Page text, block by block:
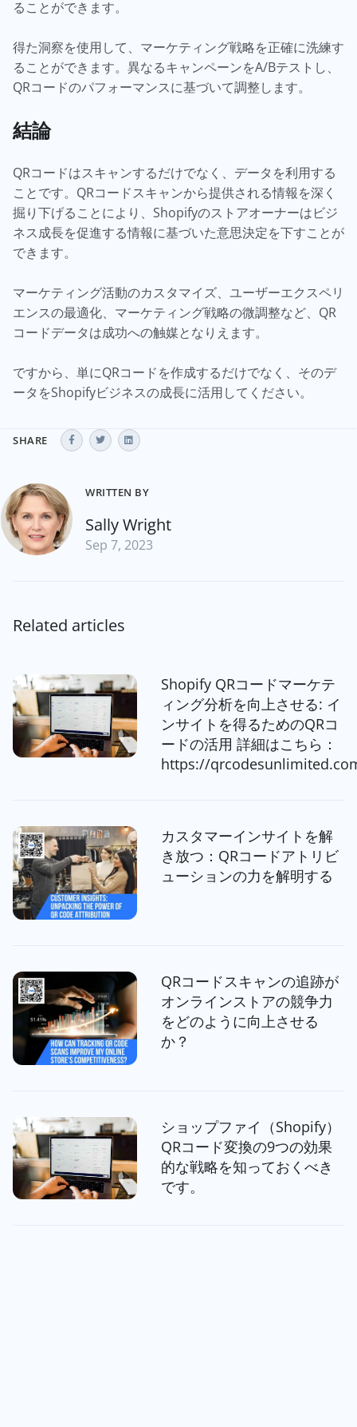
ることができます。
得た洞察を使用して、マーケティング戦略を正確に洗練す
ることができます。異なるキャンペーンをA/Bテストし、
QRコードのパフォーマンスに基づいて調整します。
結論
QRコードはスキャンするだけでなく、データを利用する
ことです。QRコードスキャンから提供される情報を深く
掘り下げることにより、Shopifyのストアオーナーはビジ
ネス成長を促進する情報に基づいた意思決定を下すことが
できます。
マーケティング活動のカスタマイズ、ユーザーエクスペリ
エンスの最適化、マーケティング戦略の微調整など、QR
コードデータは成功への触媒となりえます。
ですから、単にQRコードを作成するだけでなく、そのデ
ータをShopifyビジネスの成長に活用してください。
SHARE
WRITTEN BY
Sally Wright
Sep 7, 2023
Related articles
Shopify QRコードマーケテ
ィング分析を向上させる: イ
ンサイトを得るためのQRコ
ードの活用 詳細はこちら：
https://
カスタマーインサイトを解
き放つ：QRコードアトリビ
ューションの力を解明する
QRコードスキャンの追跡が
オンラインストアの競争力
をどのように向上させる
か？
ショップファイ（Shopify）
QRコード変換の9つの効果
的な戦略を知っておくべき
です。